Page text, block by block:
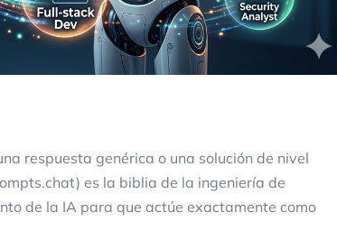
respuesta genérica o una solución de nivel
) es la biblia de la ingeniería de
de la IA para que actúe exactamente como